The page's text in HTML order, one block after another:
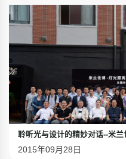
聆听光与设计的精妙对话--米
2015年09月28日